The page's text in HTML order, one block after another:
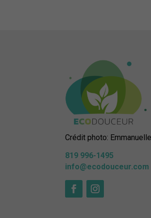
Crédit photo:
819 996-1495
info@ecodouceur.com